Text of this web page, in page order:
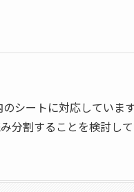
シートに対応していま
分割することを検討して